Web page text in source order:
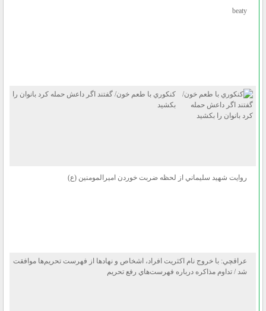
beaty
كنكوري با طعم خون/ گفتند اگر داعش حمله كرد بانوان را
بكشيد
روايت شهيد سليماني از لحظه ضربت خوردن اميرالمومنين (ع)
عراقچي: با خروج نام اكثريت افراد، اشخاص و نهاد‌ها از فهرست تحريم‌ها موافقت
شد / تداوم مذاكره درباره فهرست‌هاي رفع تحريم